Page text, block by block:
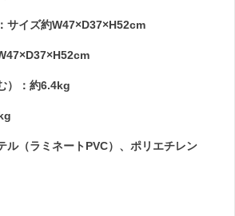
サイズ約W47×D37×H52cm
）：約6.4kg
ル（ラミネートPVC）、ポリエチレン